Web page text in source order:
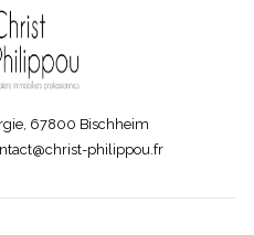
67800 Bischheim
philippou.fr